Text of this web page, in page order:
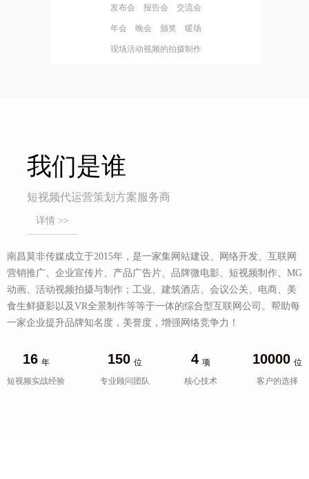
发布会 报告会 交流会
年会 晚会 颁奖 暖场
现场活动视频的拍摄制作
我们是谁
短视频代运营策划方案服务商
详情 >>
南昌莫非传媒成立于2015年，是一家集网站建设、网络开发、互联网
营销推广、企业宣传片、产品广告片、品牌微电影、短视频制作、MG
动画、活动视频拍摄与制作；工业、建筑酒店、会议公关、电商、美
食生鲜摄影以及VR全景制作等等于一体的综合型互联网公司。帮助每
一家企业提升品牌知名度，美誉度，增强网络竞争力！
16 年
短视频实战经验
150 位
专业顾问团队
4 项
核心技术
10000 位
客户的选择